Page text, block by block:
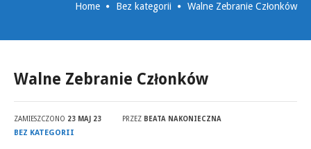
Home Bez kategorii Walne Zebranie Członków
Walne Zebranie Członków
ZAMIESZCZONO 23 MAJ 23 PRZEZ BEATA NAKONIECZNA
BEZ KATEGORII